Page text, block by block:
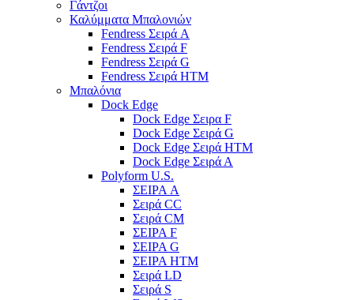
Γάντζοι
Καλύμματα Μπαλονιών
Fendress Σειρά A
Fendress Σειρά F
Fendress Σειρά G
Fendress Σειρά HTM
Μπαλόνια
Dock Edge
Dock Edge Σειρα F
Dock Edge Σειρά G
Dock Edge Σειρά HTM
Dock Edge Σειρά Α
Polyform U.S.
ΣΕΙΡΑ A
Σειρά CC
Σειρά CM
ΣΕΙΡΑ F
ΣΕΙΡΑ G
ΣΕΙΡΑ HTM
Σειρά LD
Σειρά S